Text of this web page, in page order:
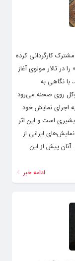
کارگردانی کرده
در تالار مولوی آغاز
با نگاهی به
روی صحنه می‌رود
اجرای نمایش خود
بشیری است و این اثر
ایرانی از
آنان پیش از این
ادامه خبر